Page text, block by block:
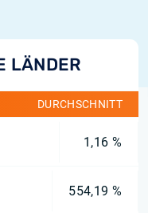
LÄNDER
DURCHSCHNITT
1,16 %
554,19 %